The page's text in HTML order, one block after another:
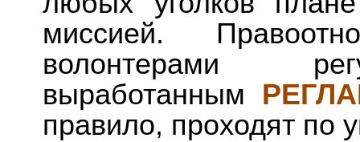
миссией.
волонтерами
выработанным
правило, проходят